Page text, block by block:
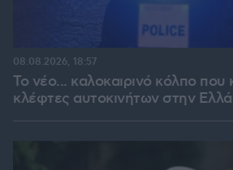
Το νέο... καλοκαιρινό κόλπο που
κλέφτες αυτοκινήτων στην
08.08.2026, 18:57